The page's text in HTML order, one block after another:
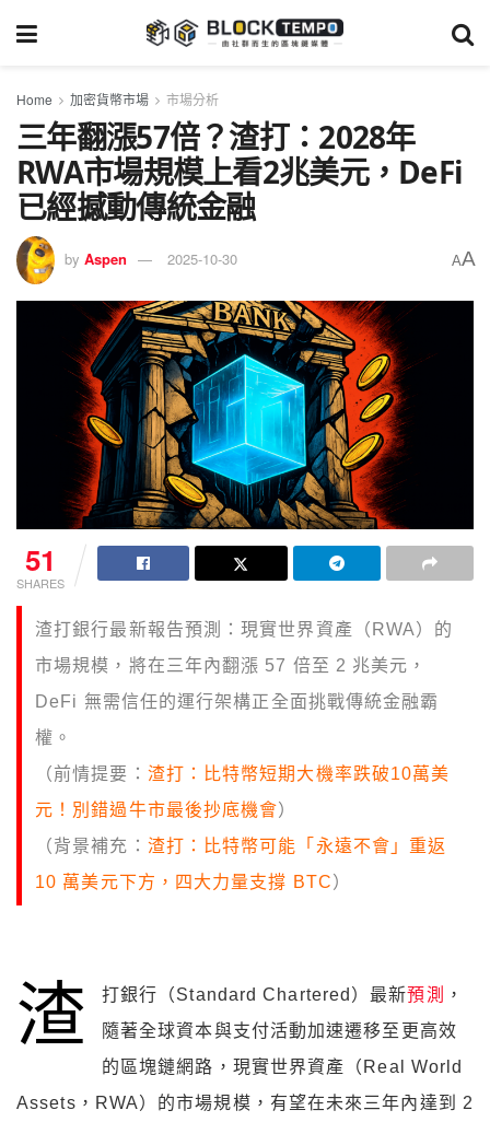
Home 加密貨幣市場 市場分析
三年翻漲57倍？渣打：2028年
RWA市場規模上看2兆美元，DeFi
已經撼動傳統金融
by Aspen 2025-10-30 AA
51
SHARES
渣打銀行最新報告預測：現實世界資產（RWA）的
市場規模，將在三年內翻漲 57 倍至 2 兆美元，
DeFi 無需信任的運行架構正全面挑戰傳統金融霸
權。
（前情提要： 渣打：比特幣短期大機率跌破10萬美
元！別錯過牛市最後抄底機會）
（背景補充： 渣打：比特幣可能「永遠不會」重返
10 萬美元下方，四大力量支撐 BTC）
渣 打銀行（Standard Chartered）最新預測
，
隨著全球資本與支付活動加速遷移至更高效
的區塊鏈網路，現實世界資產（Real World
Assets，RWA）的市場規模，有望在未來三年內達到 2